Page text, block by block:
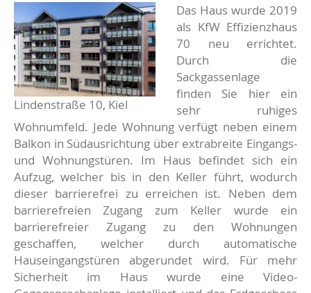
Lindenstraße 10, Kiel
Beschreibung
Das Haus wurde 2019
als KfW Effizienzhaus
70 neu errichtet.
Durch die
Sackgassenlage
finden Sie hier ein
sehr ruhiges
Wohnumfeld. Jede Wohnung verfügt neben einem
Balkon in Südausrichtung über extrabreite Eingangs-
und Wohnungstüren. Im Haus befindet sich ein
Aufzug, welcher bis in den Keller führt, wodurch
dieser barrierefrei zu erreichen ist. Neben dem
barrierefreien Zugang zum Keller wurde ein
barrierefreier Zugang zu den Wohnungen
geschaffen, welcher durch automatische
Hauseingangstüren abgerundet wird. Für mehr
Sicherheit im Haus wurde eine Video-